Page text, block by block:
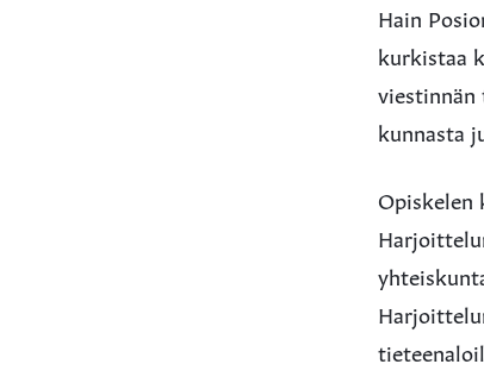
Hain
kurkistaa
viestinnän
kunnasta
Opiskelen